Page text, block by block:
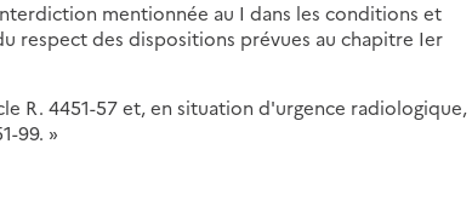
mentionnée au I dans les conditions et
respect des dispositions prévues au chapitre Ier
R. 4451-57 et, en situation d'urgence radiologique,
99. »